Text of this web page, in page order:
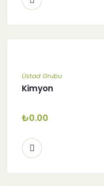
Üstad Grubu
Kimyon
₺0.00